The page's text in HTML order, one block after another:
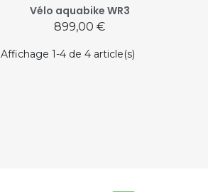
Vélo aquabike WR3
Prix
899,00 €
Affichage 1-4 de 4 article(s)